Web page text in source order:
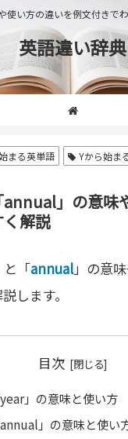
使い方の違いを例文付きで
英語違い辞典
まる英単語 Yから始ま
annual」の意味
解説
と「annual」の意
します。
目次
year」の意味と使い方
annual」の意味と使い